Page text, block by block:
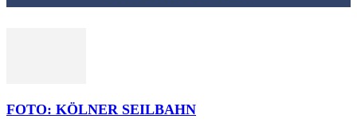
FOTO: KÖLNER SEILBAHN